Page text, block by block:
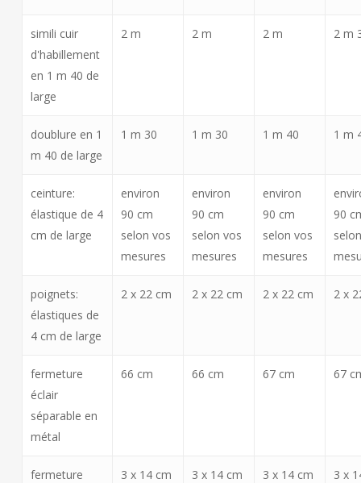
simili cuir
d'habillement
en 1 m 40 de
large
2 m 2 m 2 m 2 m
doublure en 1
m 40 de large
1 m 30 1 m 30 1 m 40 1 m
ceinture:
élastique de 4
cm de large
environ
90 cm
selon vos
mesures
environ
90 cm
selon vos
mesures
environ
90 cm
selon vos
mesures
90
poignets:
élastiques de
4 cm de large
2 x 22 cm 2 x 22 cm 2 x 22 cm 2 x
fermeture
éclair
séparable en
métal
66 cm 66 cm 67 cm 67
fermeture
3 x 14 cm 3 x 14 cm 3 x 14 cm 3 x